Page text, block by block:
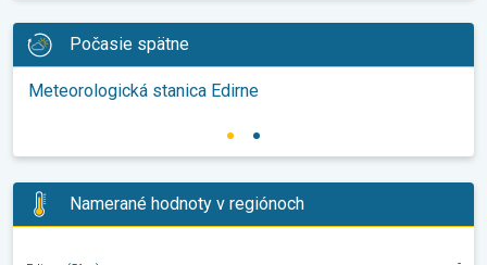
Počasie spätne
Meteorologická stanica Edirne
Namerané hodnoty v regiónoch